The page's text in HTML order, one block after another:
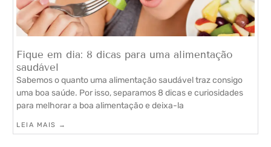
Fique em dia: 8 dicas para uma alimentação
saudável
Sabemos o quanto uma alimentação saudável traz consigo
uma boa saúde. Por isso, separamos 8 dicas e curiosidades
para melhorar a boa alimentação e deixa-la
LEIA MAIS →